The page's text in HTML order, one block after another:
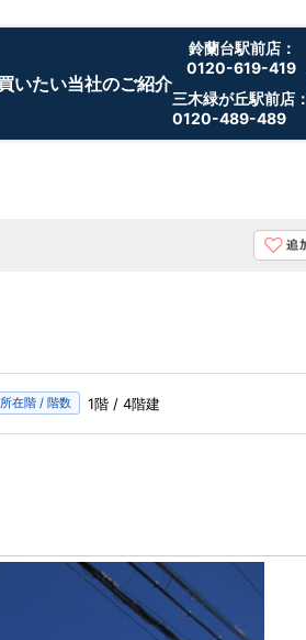
いたい当社のご紹介
鈴蘭台駅前店：
0120-619-419
三木緑が丘駅前店：
0120-489-489
所在階 / 階数 1階 / 4階建